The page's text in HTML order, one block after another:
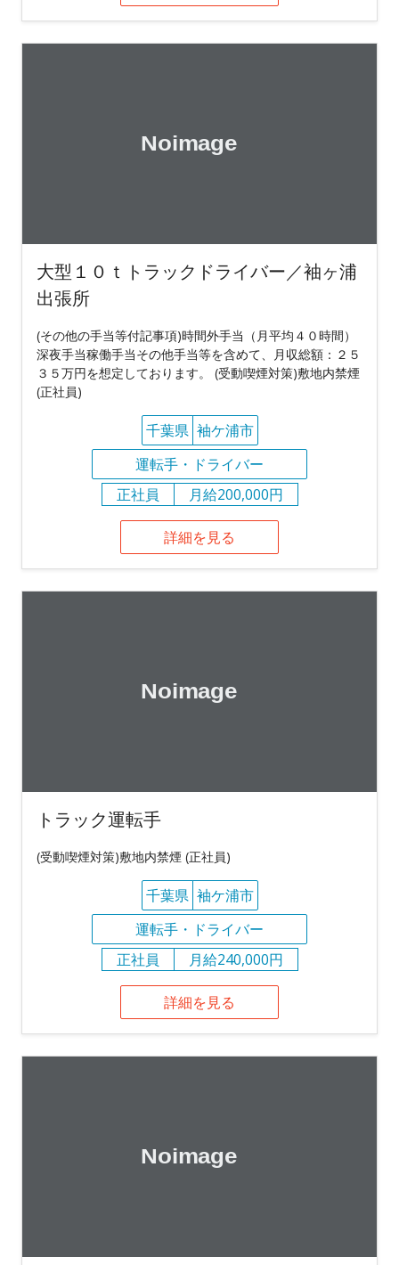
大型１０ｔトラックドライバー／袖ヶ浦
出張所
(その他の手当等付記事項)時間外手当（月平均４０時間）
深夜手当稼働手当その他手当等を含めて、月収総額：２５
３５万円を想定しております。 (受動喫煙対策)敷地内禁煙
(正社員)
千葉県 袖ケ浦市
運転手・ドライバー
正社員
月給200,000円
詳細を見る
トラック運転手
(受動喫煙対策)敷地内禁煙 (正社員)
千葉県 袖ケ浦市
運転手・ドライバー
正社員
月給240,000円
詳細を見る